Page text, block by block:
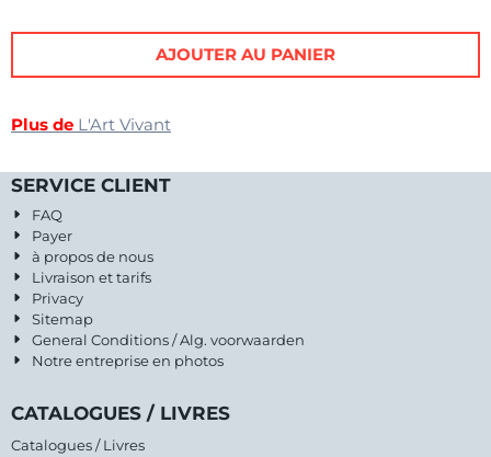
AJOUTER AU PANIER
Plus de L'Art Vivant
SERVICE CLIENT
FAQ
Payer
à propos de nous
Livraison et tarifs
Privacy
Sitemap
General Conditions / Alg. voorwaarden
Notre entreprise en photos
CATALOGUES / LIVRES
Catalogues / Livres